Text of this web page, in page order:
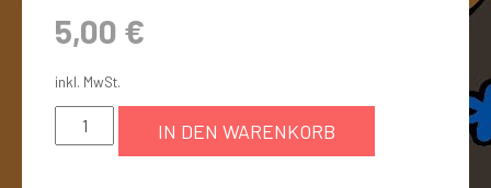
5,00 €
inkl. MwSt.
IN DEN WARENKORB